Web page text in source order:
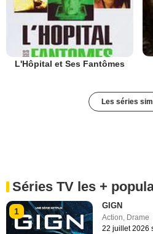
L'Hôpital et Ses Fantômes
Les séries
Séries TV les +
1
GIGN
Action Drame
22 juillet 2026